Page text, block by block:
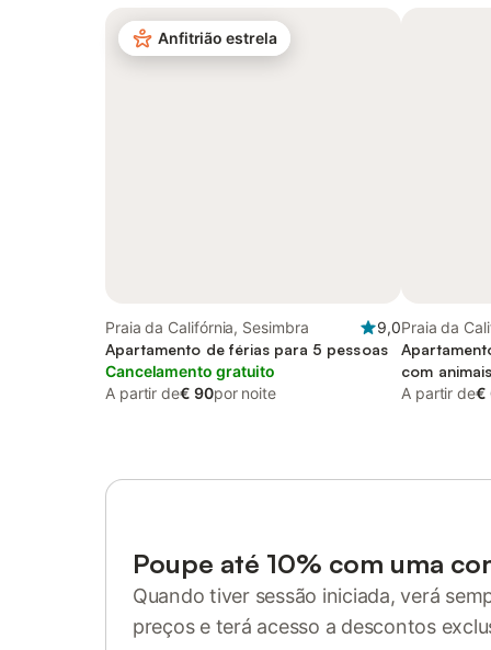
Anfitrião estrela
Praia da Califórnia, Sesimbra
9,0
Apartamento de férias para 5 pessoas
Cancelamento gratuito
A partir de€ 90por noite
Praia da
com
A partir de€
Poupe até 10% com uma
Quando tiver sessão iniciada, verá
preços e terá acesso a descontos